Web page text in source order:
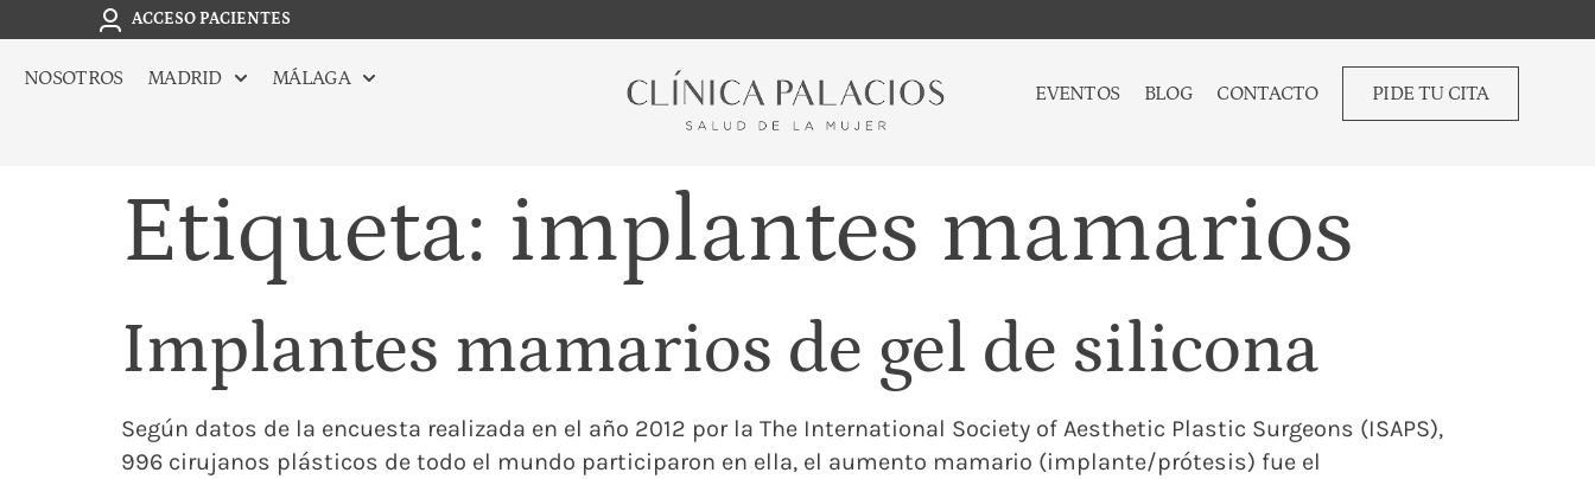
ACCESO PACIENTES
NOSOTROS MADRID MÁLAGA
EVENTOS BLOG CONTACTO PIDE TU CITA
Etiqueta: implantes mamarios
Implantes mamarios de gel de silicona
Según datos de la encuesta realizada en el año 2012 por la The International Society of Aesthetic Plastic Surgeons (ISAPS),
996 cirujanos plásticos de todo el mundo participaron en ella, el aumento mamario (implante/prótesis) fue el